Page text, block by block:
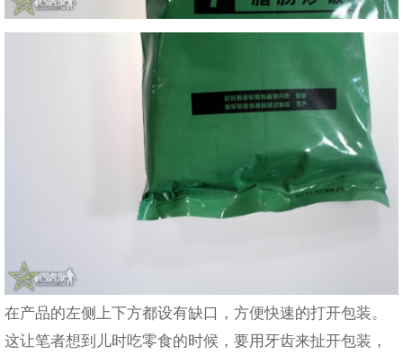
在产品的左侧上下方都设有缺口，方便快速的打开包装。
这让笔者想到儿时吃零食的时候，要用牙齿来扯开包装，